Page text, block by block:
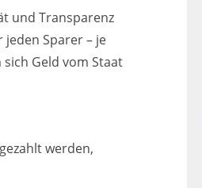
und Transparenz
Sparer – je
Geld vom Staat
werden,